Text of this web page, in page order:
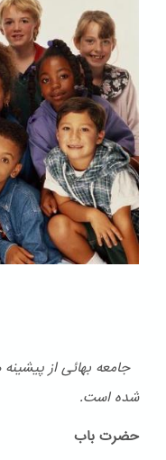
جامعه بهائی از
شده است.
حضرت باب